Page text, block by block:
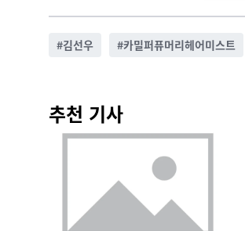
#김선우 #카밀퍼퓨머리헤어미스트
추천 기사